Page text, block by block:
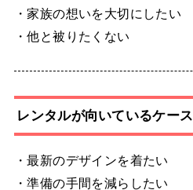
・家族の想いを大切にしたい
・他と被りたくない
レンタルが向いているケース
・最新のデザインを着たい
・準備の手間を減らしたい